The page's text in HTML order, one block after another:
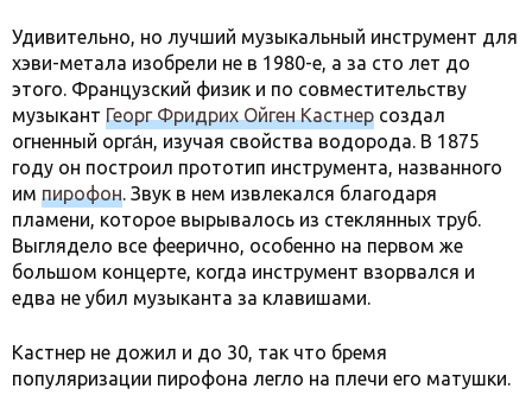
Удивительно, но лучший музыкальный инструмент для
хэви-метала изобрели не в 1980-е, а за сто лет до
этого. Французский физик и по совместительству
музыкант Георг Фридрих Ойген Кастнер создал
огненный орга́н, изучая свойства водорода. В 1875
году он построил прототип инструмента, названного
им пирофон. Звук в нем извлекался благодаря
пламени, которое вырывалось из стеклянных труб.
Выглядело все феерично, особенно на первом же
большом концерте, когда инструмент взорвался и
едва не убил музыканта за клавишами.
Кастнер не дожил и до 30, так что бремя
популяризации пирофона легло на плечи его матушки.